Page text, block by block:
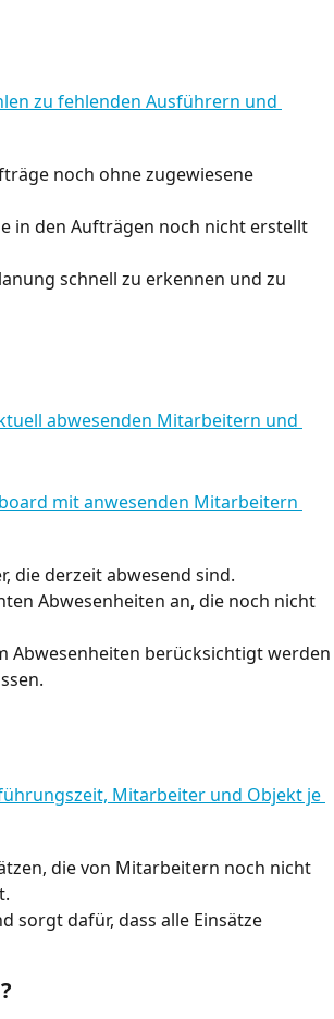
noch ohne zugewiesene
in den Aufträgen noch nicht erstellt
schnell zu erkennen und zu
die derzeit abwesend sind.
Abwesenheiten an, die noch nicht
Abwesenheiten berücksichtigt werden
die von Mitarbeitern noch nicht
sorgt dafür, dass alle Einsätze